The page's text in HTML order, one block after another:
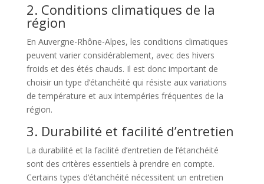
2. Conditions climatiques de la
région
En Auvergne-Rhône-Alpes, les conditions climatiques
peuvent varier considérablement, avec des hivers
froids et des étés chauds. Il est donc important de
choisir un type d’étanchéité qui résiste aux variations
de température et aux intempéries fréquentes de la
région.
3. Durabilité et facilité d’entretien
La durabilité et la facilité d’entretien de l’étanchéité
sont des critères essentiels à prendre en compte.
Certains types d’étanchéité nécessitent un entretien